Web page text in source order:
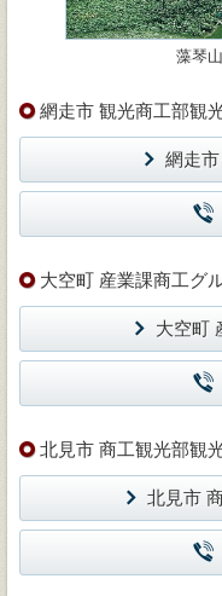
藻琴
網走市 観光商工部観
網走
大空町 産業課商工グ
大空町
北見市 商工観光部観
北見市